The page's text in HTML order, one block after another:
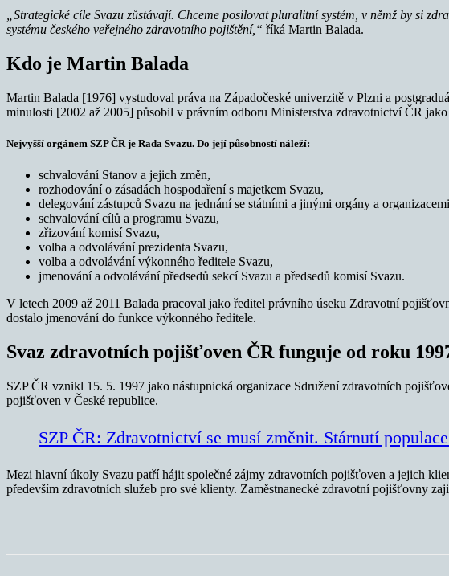
„Strategické cíle Svazu zůstávají. Chceme posilovat pluralitní systém, v němž by si
systému českého veřejného zdravotního pojištění,“ říká Martin Balada.
Kdo je Martin Balada
Martin Balada [1976] vystudoval práva na Západočeské univerzitě v Plzni a
minulosti [2002 až 2005] působil v právním odboru Ministerstva zdravotnictví ČR
Nejvyšší orgánem SZP ČR je Rada Svazu. Do její působností náleží:
schvalování Stanov a jejich změn,
rozhodování o zásadách hospodaření s majetkem Svazu,
delegování zástupců Svazu na jednání se státními a jinými orgány a
schvalování cílů a programu Svazu,
zřizování komisí Svazu,
volba a odvolávání prezidenta Svazu,
volba a odvolávání výkonného ředitele Svazu,
jmenování a odvolávání předsedů sekcí Svazu a předsedů komisí Svazu.
V letech 2009 až 2011 Balada pracoval jako ředitel právního úseku Zdravotní
dostalo jmenování do funkce výkonného ředitele.
Svaz zdravotních pojišťoven ČR funguje od roku
SZP ČR vznikl 15. 5. 1997 jako nástupnická organizace Sdružení zdravotních
pojišťoven v České republice.
SZP ČR: Zdravotnictví se musí změnit. Stárnutí
Mezi hlavní úkoly Svazu patří hájit společné zájmy zdravotních pojišťoven a jejich
především zdravotních služeb pro své klienty. Zaměstnanecké zdravotní pojišťovny